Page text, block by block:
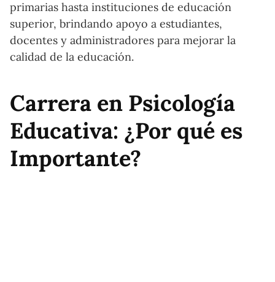
primarias hasta instituciones de educación
superior, brindando apoyo a estudiantes,
docentes y administradores para mejorar la
calidad de la educación.
Carrera en Psicología
Educativa: ¿Por qué es
Importante?